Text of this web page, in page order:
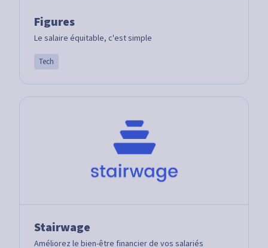
Figures
Le salaire équitable, c'est simple
Tech
Stairwage
Améliorez le bien-être financier de vos salariés